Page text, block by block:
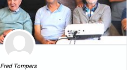
Fred Tompers